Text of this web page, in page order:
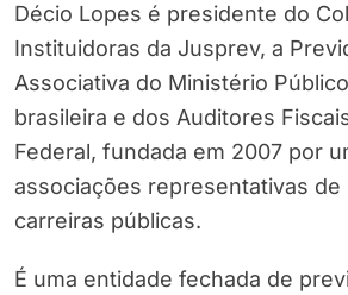
Décio Lopes é presidente do
Instituidoras da Jusprev, a
Associativa do Ministério
brasileira e dos Auditores
Federal, fundada em 2007 por
associações representativas de
carreiras públicas.
É uma entidade fechada de